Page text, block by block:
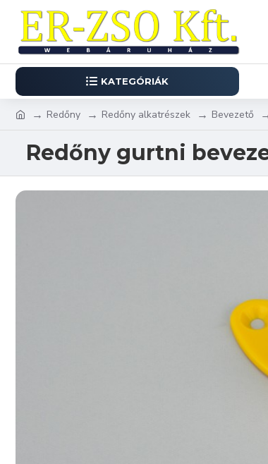
KATEGÓRIÁK
Redőny Redőny alkatrészek Bevezető
Redőny gurtni